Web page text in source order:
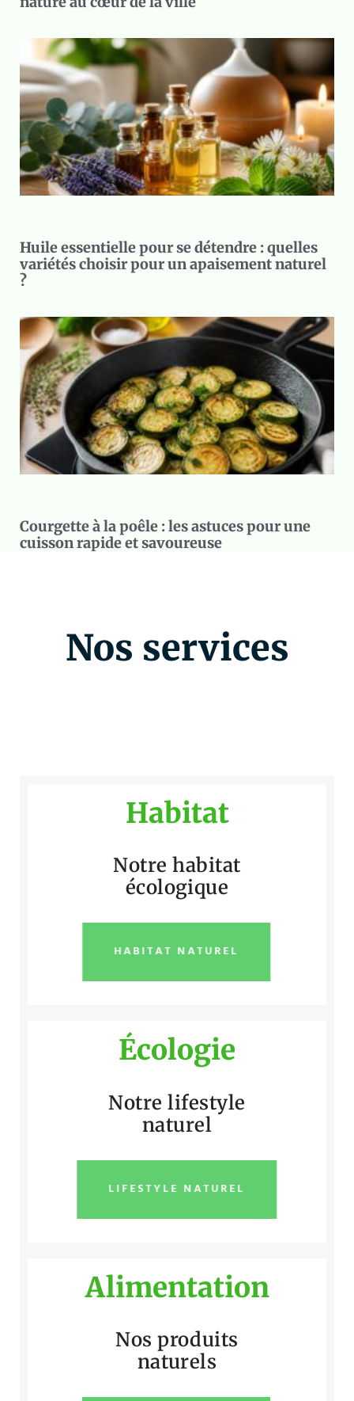
Huile essentielle pour se détendre : quelles
variétés choisir pour un apaisement naturel
?
Courgette à la poêle : les astuces pour une
cuisson rapide et savoureuse
Nos services
Habitat
Notre habitat
écologique
HABITAT NATUREL
Écologie
Notre lifestyle
naturel
LIFESTYLE NATUREL
Alimentation
Nos produits
naturels